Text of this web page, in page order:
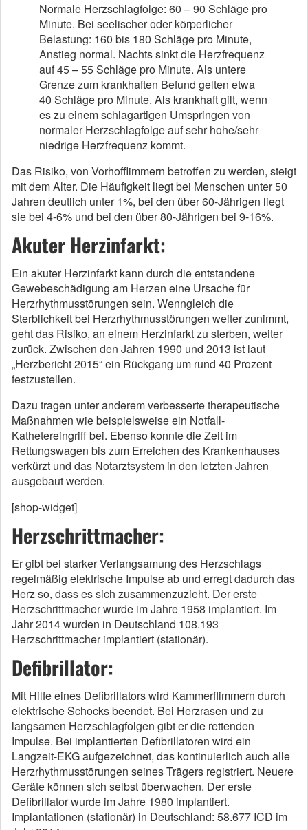
Normale Herzschlagfolge: 60 – 90 Schläge pro
Minute. Bei seelischer oder körperlicher
Belastung: 160 bis 180 Schläge pro Minute,
Anstieg normal. Nachts sinkt die Herzfrequenz
auf 45 – 55 Schläge pro Minute. Als untere
Grenze zum krankhaften Befund gelten etwa
40 Schläge pro Minute. Als krankhaft gilt, wenn
es zu einem schlagartigen Umspringen von
normaler Herzschlagfolge auf sehr hohe/sehr
niedrige Herzfrequenz kommt.
Das Risiko, von Vorhofflimmern betroffen zu werden, steigt
mit dem Alter. Die Häufigkeit liegt bei Menschen unter 50
Jahren deutlich unter 1%, bei den über 60-Jährigen liegt
sie bei 4-6% und bei den über 80-Jährigen bei 9-16%.
Akuter Herzinfarkt:
Ein akuter Herzinfarkt kann durch die entstandene
Gewebeschädigung am Herzen eine Ursache für
Herzrhythmusstörungen sein. Wenngleich die
Sterblichkeit bei Herzrhythmusstörungen weiter zunimmt,
geht das Risiko, an einem Herzinfarkt zu sterben, weiter
zurück. Zwischen den Jahren 1990 und 2013 ist laut
„Herzbericht 2015“ ein Rückgang um rund 40 Prozent
festzustellen.
Dazu tragen unter anderem verbesserte therapeutische
Maßnahmen wie beispielsweise ein Notfall-
Kathetereingriff bei. Ebenso konnte die Zeit im
Rettungswagen bis zum Erreichen des Krankenhauses
verkürzt und das Notarztsystem in den letzten Jahren
ausgebaut werden.
[shop-widget]
Herzschrittmacher:
Er gibt bei starker Verlangsamung des Herzschlags
regelmäßig elektrische Impulse ab und erregt dadurch das
Herz so, dass es sich zusammenzuzieht. Der erste
Herzschrittmacher wurde im Jahre 1958 implantiert. Im
Jahr 2014 wurden in Deutschland 108.193
Herzschrittmacher implantiert (stationär).
Defibrillator:
Mit Hilfe eines Defibrillators wird Kammerflimmern durch
elektrische Schocks beendet. Bei Herzrasen und zu
langsamen Herzschlagfolgen gibt er die rettenden
Impulse. Bei implantierten Defibrillatoren wird ein
Langzeit-EKG aufgezeichnet, das kontinuierlich auch alle
Herzrhythmusstörungen seines Trägers registriert. Neuere
Geräte können sich selbst überwachen. Der erste
Defibrillator wurde im Jahre 1980 implantiert.
Implantationen (stationär) in Deutschland: 58.677 ICD im